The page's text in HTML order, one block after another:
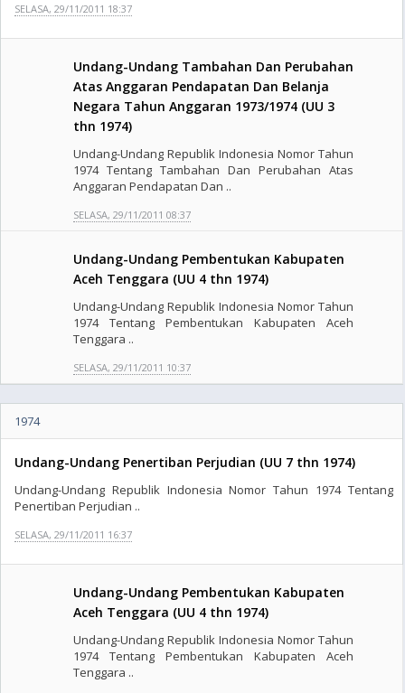
SELASA, 29/11/2011 18:37
Undang-Undang Tambahan Dan Perubahan
Atas Anggaran Pendapatan Dan Belanja
Negara Tahun Anggaran 1973/1974 (UU 3
thn 1974)
Undang-Undang Republik Indonesia Nomor Tahun
1974 Tentang Tambahan Dan Perubahan Atas
Anggaran Pendapatan Dan ..
SELASA, 29/11/2011 08:37
Undang-Undang Pembentukan Kabupaten
Aceh Tenggara (UU 4 thn 1974)
Undang-Undang Republik Indonesia Nomor Tahun
1974 Tentang Pembentukan Kabupaten Aceh
Tenggara ..
SELASA, 29/11/2011 10:37
1974
Undang-Undang Penertiban Perjudian (UU 7 thn 1974)
Undang-Undang Republik Indonesia Nomor Tahun 1974 Tentang
Penertiban Perjudian ..
SELASA, 29/11/2011 16:37
Undang-Undang Pembentukan Kabupaten
Aceh Tenggara (UU 4 thn 1974)
Undang-Undang Republik Indonesia Nomor Tahun
1974 Tentang Pembentukan Kabupaten Aceh
Tenggara ..